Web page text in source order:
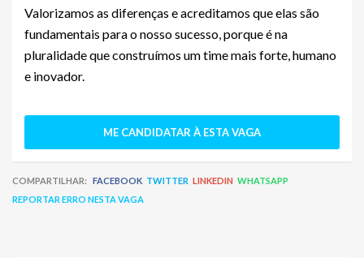
Valorizamos as diferenças e acreditamos que elas são
fundamentais para o nosso sucesso, porque é na
pluralidade que construímos um time mais forte, humano
e inovador.
ME CANDIDATAR À ESTA VAGA
COMPARTILHAR: FACEBOOK TWITTER LINKEDIN WHATSAPP
REPORTAR ERRO NESTA VAGA